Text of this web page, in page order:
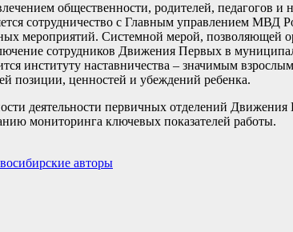
общественности, родителей, педагогов и
сотрудничество с Главным управлением МВД
мероприятий. Системной мерой, позволяющей
сотрудников Движения Первых в
институту наставничества – значимым
позиции, ценностей и убеждений ребенка.
деятельности первичных отделений
мониторинга ключевых показателей работы.
авторы